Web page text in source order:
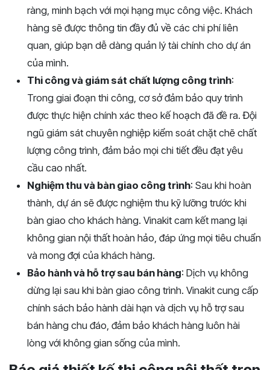
ràng, minh bạch với mọi hạng mục công việc. Khách
hàng sẽ được thông tin đầy đủ về các chi phí liên
quan, giúp bạn dễ dàng quản lý tài chính cho dự án
của mình.
Thi công và giám sát chất lượng công trình:
Trong giai đoạn thi công, cơ sở đảm bảo quy trình
được thực hiện chính xác theo kế hoạch đã đề ra. Đội
ngũ giám sát chuyên nghiệp kiểm soát chặt chẽ chất
lượng công trình, đảm bảo mọi chi tiết đều đạt yêu
cầu cao nhất.
Nghiệm thu và bàn giao công trình: Sau khi hoàn
thành, dự án sẽ được nghiệm thu kỹ lưỡng trước khi
bàn giao cho khách hàng. Vinakit cam kết mang lại
không gian nội thất hoàn hảo, đáp ứng mọi tiêu chuẩn
và mong đợi của khách hàng.
Bảo hành và hỗ trợ sau bán hàng: Dịch vụ không
dừng lại sau khi bàn giao công trình. Vinakit cung cấp
chính sách bảo hành dài hạn và dịch vụ hỗ trợ sau
bán hàng chu đáo, đảm bảo khách hàng luôn hài
lòng với không gian sống của mình.